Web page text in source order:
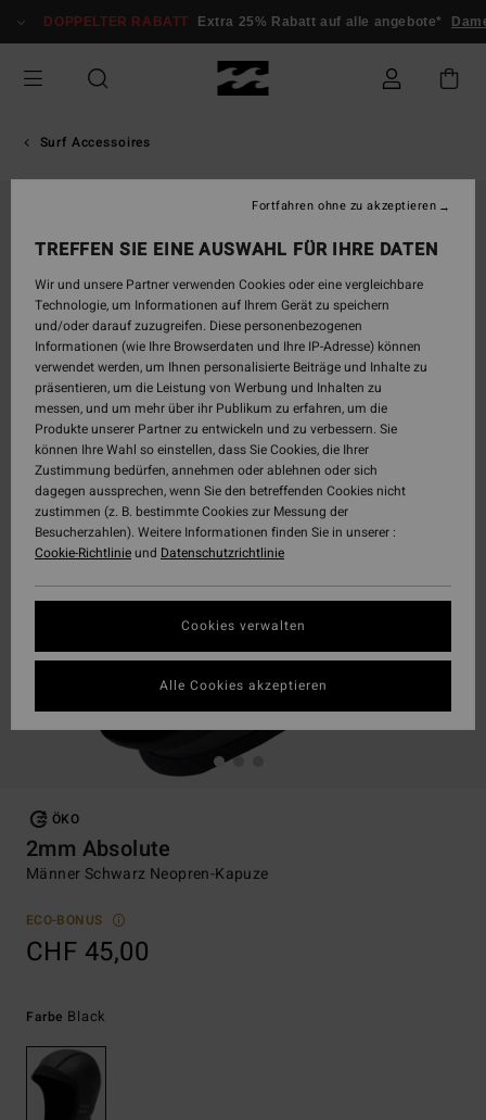
zur
springen
DOPPELTER RABATT Extra 25% Rabatt auf alle angebote*
Surf Accessoires
ÖKO
2mm Absolute
Männer Schwarz Neopren-Kapuze
ECO-BONUS
CHF 45,00
Farbe Black
TREFFEN SIE EINE AUSWAHL FÜR IHRE DATEN
Wir und unsere Partner verwenden Cookies oder eine vergleichbare
Technologie, um Informationen auf Ihrem Gerät zu speichern
und/oder darauf zuzugreifen. Diese personenbezogenen
Informationen (wie Ihre Browserdaten und Ihre IP-Adresse) können
verwendet werden, um Ihnen personalisierte Beiträge und Inhalte zu
präsentieren, um die Leistung von Werbung und Inhalten zu
messen, und um mehr über ihr Publikum zu erfahren, um die
Produkte unserer Partner zu entwickeln und zu verbessern. Sie
können Ihre Wahl so einstellen, dass Sie Cookies, die Ihrer
Zustimmung bedürfen, annehmen oder ablehnen oder sich
dagegen aussprechen, wenn Sie den betreffenden Cookies nicht
zustimmen (z. B. bestimmte Cookies zur Messung der
Besucherzahlen). Weitere Informationen finden Sie in unserer :
Cookie-Richtlinieund Datenschutzrichtlinie
Cookies verwalten
Fortfahren ohne zu akzeptieren
Alle Cookies akzeptieren